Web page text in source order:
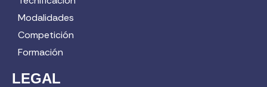
Modalidades
Competición
Formación
LEGAL